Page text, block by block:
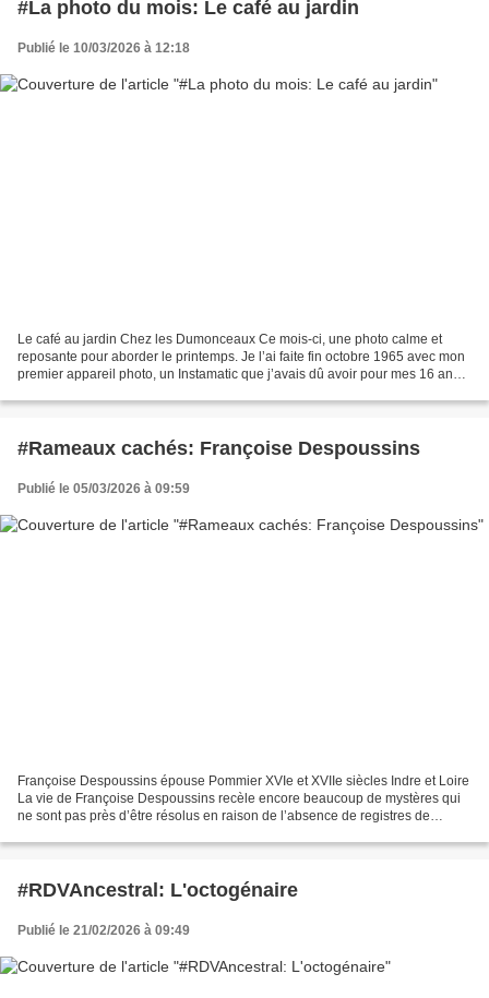
#La photo du mois: Le café au jardin
Publié le 10/03/2026 à 12:18
Le café au jardin Chez les Dumonceaux Ce mois-ci, une photo calme et
reposante pour aborder le printemps. Je l’ai faite fin octobre 1965 avec mon
premier appareil photo, un Instamatic que j’avais dû avoir pour mes 16 ans
#Rameaux cachés: Françoise Despoussins
Publié le 05/03/2026 à 09:59
Françoise Despoussins épouse Pommier XVIe et XVIIe siècles Indre et Loire
La vie de Françoise Despoussins recèle encore beaucoup de mystères qui
ne sont pas près d’être résolus en raison de l’absence de registres de
#RDVAncestral: L'octogénaire
Publié le 21/02/2026 à 09:49